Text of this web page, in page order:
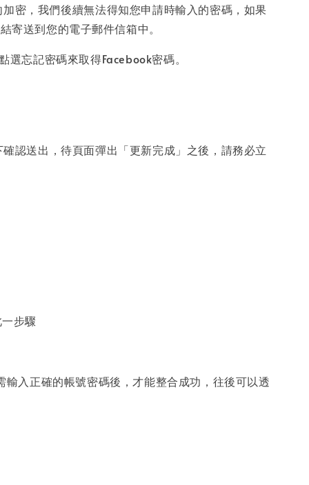
密，我們後續無法得知您申請時輸入的密碼，如果
送到您的電子郵件信箱中。
忘記密碼來取得Facebook密碼。
認送出，待頁面彈出「更新完成」之後，請務必立
步驟
入正確的帳號密碼後，才能整合成功，往後可以透